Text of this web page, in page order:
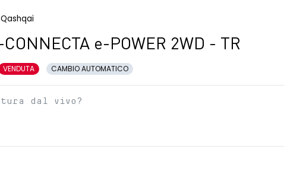
Qashqai
e-POWER 2WD - TR
VENDUTA CAMBIO AUTOMATICO
dal vivo?